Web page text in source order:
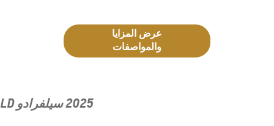
عرض المزايا
والمواصفات
2025 سيلفرادو LD